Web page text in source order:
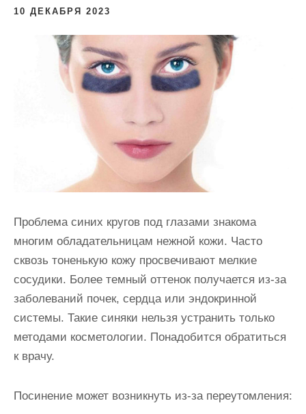
10 ДЕКАБРЯ 2023
Проблема синих кругов под глазами знакома
многим обладательницам нежной кожи. Часто
сквозь тоненькую кожу просвечивают мелкие
сосудики. Более темный оттенок получается из-за
заболеваний почек, сердца или эндокринной
системы. Такие синяки нельзя устранить только
методами косметологии. Понадобится обратиться
к врачу.
Посинение может возникнуть из-за переутомления: